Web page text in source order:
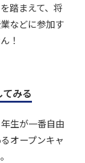
踏まえて、将
などに参加す
！
みる
生が一番自由
オープンキャ